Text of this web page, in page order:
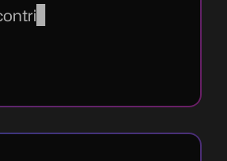
al progetto in